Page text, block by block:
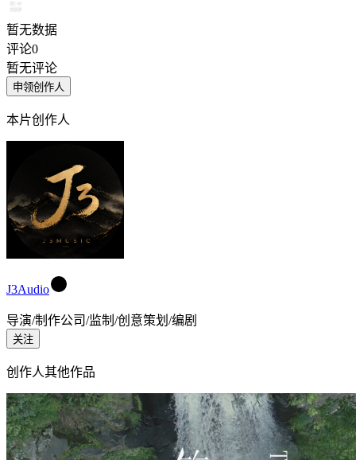
暂无数据
评论0
暂无评论
申领创作人
本片创作人
J3Audio
导演/制作公司/监制/创意策划/编剧
关注
创作人其他作品